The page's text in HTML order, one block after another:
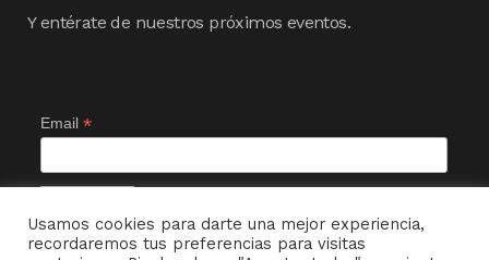
Y entérate de nuestros próximos eventos.
Email *
Usamos cookies para darte una mejor experiencia,
recordaremos tus preferencias para visitas